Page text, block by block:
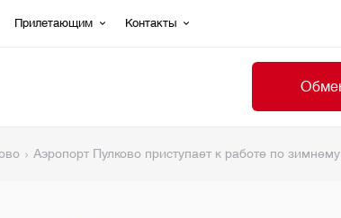
Прилетающим Контакты
Аэропорт Пулково приступает к работе по